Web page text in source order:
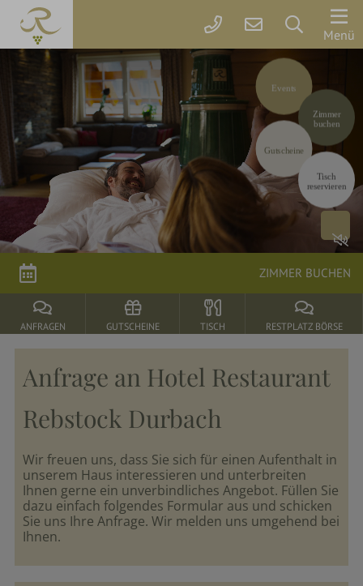
Menü
Events
Zimmer
buchen
Gutscheine
Tisch
reservieren
ZIMMER BUCHEN
ANFRAGEN GUTSCHEINE TISCH RESTPLATZ BÖRSE
Der
Rebstock
Zimmer
&
Preise
Online
buchen
Arrangements
Gutscheine
Wohlfühlleistungen
Restplatzbörse
Arrangements
Genuss
&
Feiern
Anfrage an Hotel Restaurant
Rebstock Durbach
Wir freuen uns, dass Sie sich für einen Aufenthalt in
unserem Haus interessieren und unterbreiten
Ihnen gerne ein unverbindliches Angebot. Füllen Sie
dazu einfach folgendes Formular aus und schicken
Sie uns Ihre Anfrage. Wir melden uns umgehend bei
Ihnen.